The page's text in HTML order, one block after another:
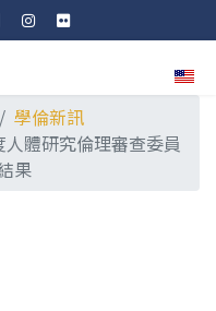
選擇
學倫新訊
人體研究倫理審查委員
果